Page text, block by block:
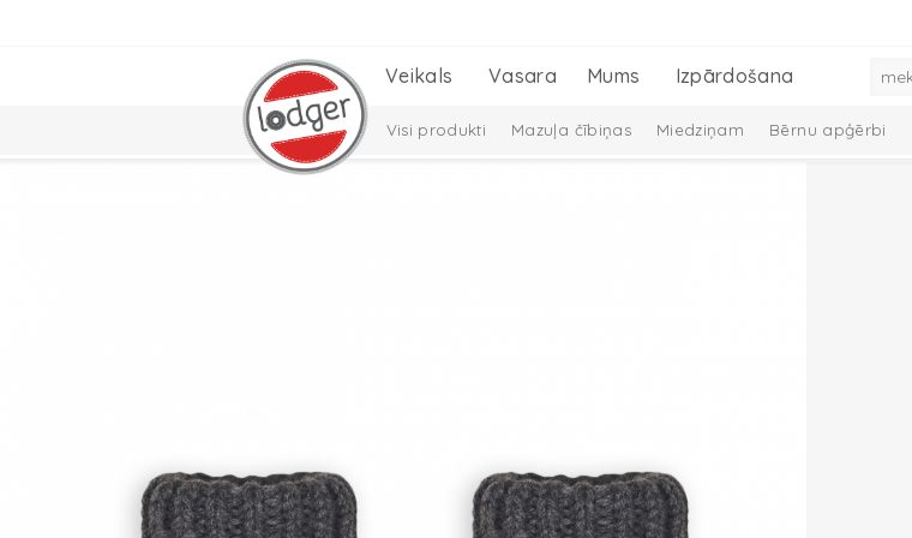
Veikals Vasara Mums Izpārdošana
Visi produkti Mazuļa čībiņas Miedziņam Bērnu apģērbi